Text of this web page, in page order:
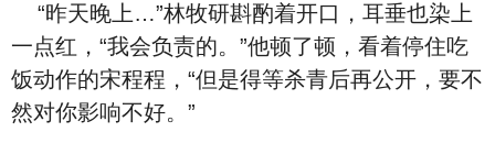
“昨天晚上…”林牧研斟酌着开口，耳垂也染上
一点红，“我会负责的。”他顿了顿，看着停住吃
饭动作的宋程程，“但是得等杀青后再公开，要不
然对你影响不好。”